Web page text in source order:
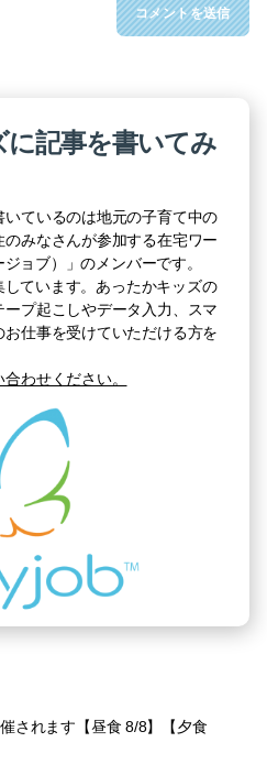
記事を書いてみ
ているのは地元の子育て中の
みなさんが参加する在宅ワー
ョブ）」のメンバーです。
ています。あったかキッズの
プ起こしやデータ入力、スマ
仕事を受けていただける方を
わせください。
されます【昼食 8/8】【夕食